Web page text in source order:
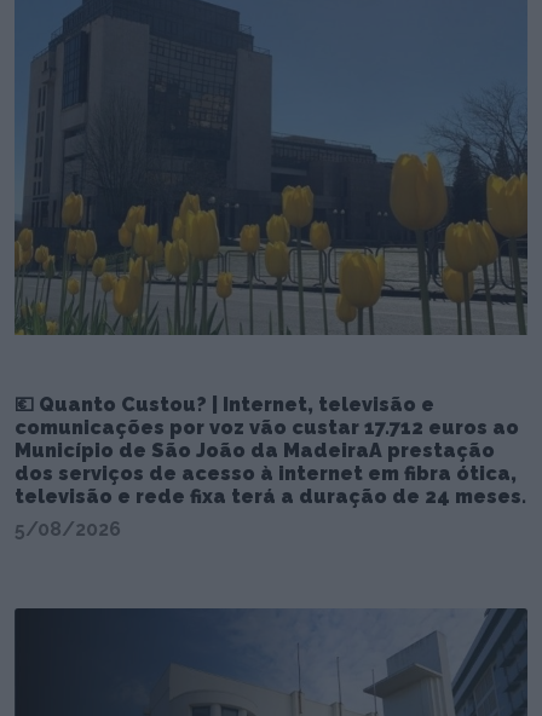
💶 Quanto Custou? | Internet, televisão e
comunicações por voz vão custar 17.712 euros ao
Município de São João da MadeiraA prestação
dos serviços de acesso à internet em fibra ótica,
televisão e rede fixa terá a duração de 24 meses.
5/08/2026